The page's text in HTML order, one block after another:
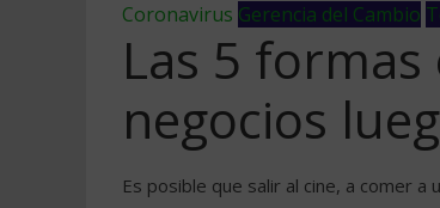
Coronavirus Gerencia del Cambio
Las 5
negocios
Es posible que salir al cine, a comer